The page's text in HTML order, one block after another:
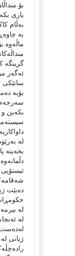
بۆ
یاری
بەڵام
بە
ماڵەوە
گرینگە
ئەگەر
ساتێکی
بۆیە
سەرجەم
بکەین و
لە
بخەینە
دەبێت
لە
لە
لەدەست
ژیانی